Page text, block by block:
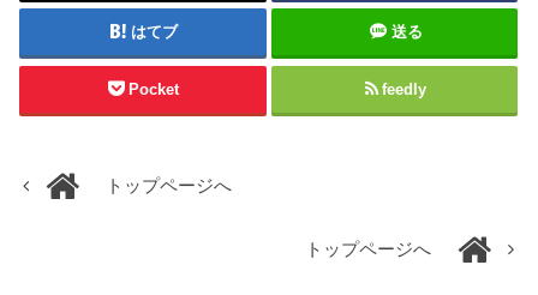
はてブ 送る
Pocket feedly
トップページへ
トップページへ